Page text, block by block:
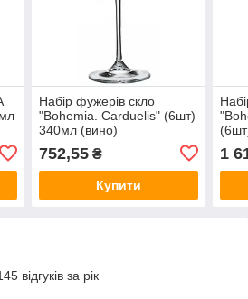
Набір фужерів скло
"Bohemia. Carduelis" (6шт)
340мл (вино)
752,55₴
Купити
1
відгуків за рік